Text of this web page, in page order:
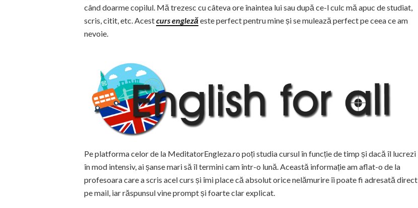
când doarme copilul. Mă trezesc cu câteva ore înaintea lui sau după ce-l culc mă apuc de studiat,
scris, citit, etc. Acestcurs englezăeste perfect pentru mine și se mulează perfect pe ceea ce am
nevoie.
Pe platforma celor de la MeditatorEngleza.ro poți studia cursul în funcție de timp și dacă îl lucrezi
în mod intensiv, ai șanse mari să îl termini cam într-o lună. Această informație am aflat-o de la
profesoara care a scris acel curs și îmi place că absolut orice nelămurire îi poate fi adresată direct
pe mail, iar răspunsul vine prompt și foarte clar explicat.